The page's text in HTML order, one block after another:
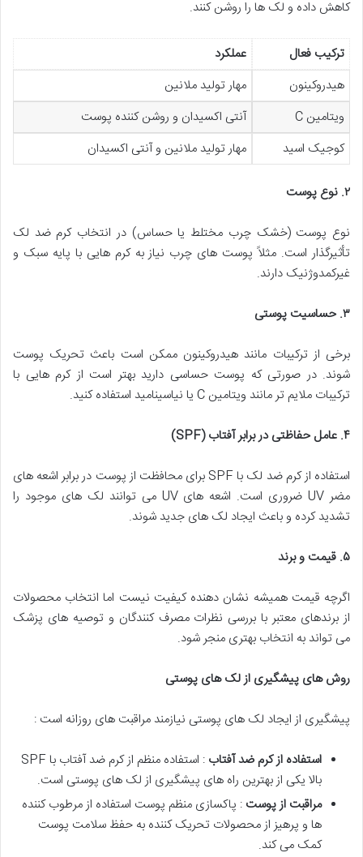
کاهش داده و لک ها را روشن کنند.
ترکیب فعال
عملکرد
هیدروکینون
مهار تولید ملانین
ویتامین C
آنتی اکسیدان و روشن کننده پوست
کوجیک اسید
مهار تولید ملانین و آنتی اکسیدان
۲. نوع پوست
نوع پوست (خشک چرب مختلط یا حساس) در انتخاب کرم ضد لک
تأثیرگذار است. مثلاً پوست های چرب نیاز به کرم هایی با پایه سبک و
غیرکمدوژنیک دارند.
۳.حساسیت پوستی
برخی از ترکیبات مانند هیدروکینون ممکن است باعث تحریک پوست
شوند. در صورتی که پوست حساسی دارید بهتر است از کرم هایی با
ترکیبات ملایم تر مانند ویتامین C یا نیاسینامید استفاده کنید.
۴. عامل حفاظتی در برابر آفتاب(SPF)
استفاده از کرم ضد لک با SPF برای محافظت از پوست در برابر اشعه های
مضر UV ضروری است. اشعه های UV می توانند لک های موجود را
تشدید کرده و باعث ایجاد لک های جدید شوند.
۵. قیمت و برند
اگرچه قیمت همیشه نشان دهنده کیفیت نیست اما انتخاب محصولات
از برندهای معتبر با بررسی نظرات مصرف کنندگان و توصیه های پزشک
می تواند به انتخاب بهتری منجر شود.
روش های پیشگیری از لک های پوستی
پیشگیری از ایجاد لک های پوستی نیازمند مراقبت های روزانه است :
استفاده از کرم ضد آفتاب
: استفاده منظم از کرم ضد آفتاب با SPF
بالا یکی از بهترین راه های پیشگیری از لک های پوستی است.
مراقبت از پوست : پاکسازی منظم پوست استفاده از مرطوب کننده
ها و پرهیز از محصولات تحریک کننده به حفظ سلامت پوست
کمک می کند.